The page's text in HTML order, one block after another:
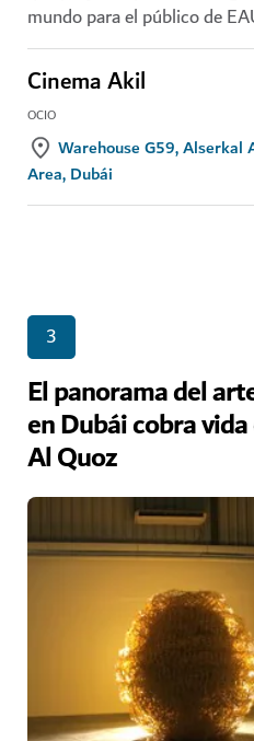
mundo para el público de
Cinema Akil
OCIO
Warehouse G59, Alserkal
Area, Dubái
3
El panorama del
en Dubái cobra
Al Quoz